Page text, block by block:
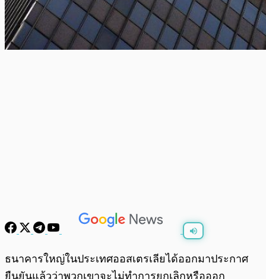
พร้อมเล่น
ธนาคารใหญ่ในประเทศออสเตรเลียได้ออกมาประกาศ
ยืนยันแล้วว่าพวกเขาจะไม่ทำการยกเลิกหรือออก